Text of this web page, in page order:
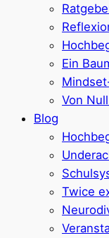
Ein
Von
Blog
Twice